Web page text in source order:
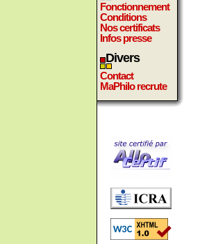
Fonctionnement
Conditions
Nos certificats
Infos presse
Divers
Contact
MaPhilo recrute